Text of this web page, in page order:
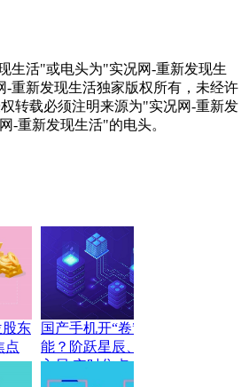
生活"或电头为"实况网-重新发现生
-重新发现生活独家版权所有，未经许
转载必须注明来源为"实况网-重新发
-重新发现生活"的电头。
东
点
国产手机开“卷”新功
能？阶跃星辰、豆包
入局 实时焦点